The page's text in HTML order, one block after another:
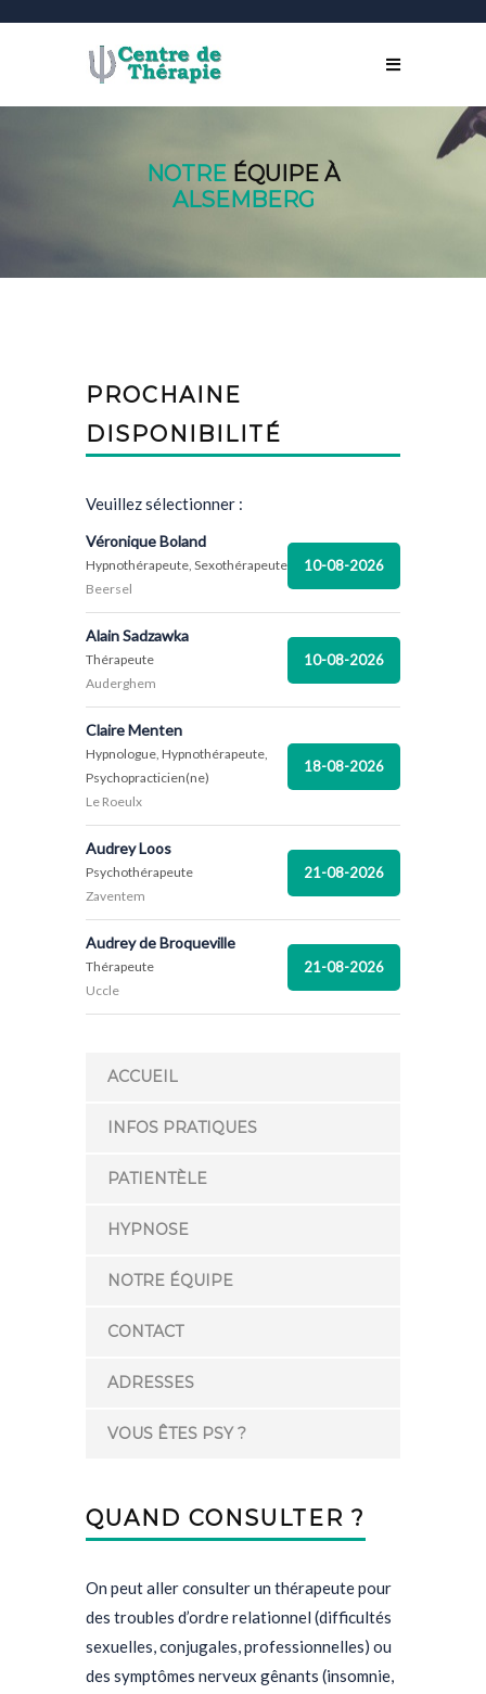
NOTRE ÉQUIPE À
ALSEMBERG
PROCHAINE
DISPONIBILITÉ
Veuillez sélectionner :
Véronique Boland
Hypnothérapeute, Sexothérapeute
Beersel
10-08-2026
Alain Sadzawka
Thérapeute
Auderghem
10-08-2026
Claire Menten
Hypnologue, Hypnothérapeute,
Psychopracticien(ne)
Le Roeulx
18-08-2026
Audrey Loos
Psychothérapeute
Zaventem
21-08-2026
Audrey de Broqueville
Thérapeute
Uccle
21-08-2026
ACCUEIL
INFOS PRATIQUES
PATIENTÈLE
HYPNOSE
NOTRE ÉQUIPE
CONTACT
ADRESSES
VOUS ÊTES PSY ?
QUAND CONSULTER ?
On peut aller consulter un thérapeute pour
des troubles d’ordre relationnel (difficultés
sexuelles, conjugales, professionnelles) ou
des symptômes nerveux gênants (insomnie,